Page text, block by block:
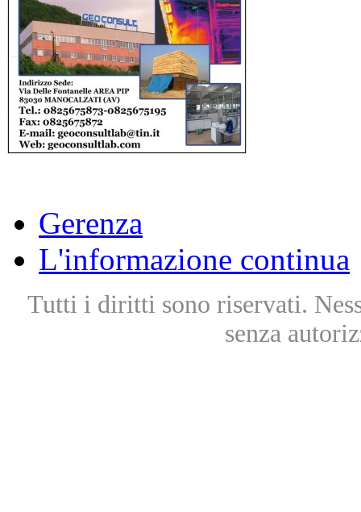
Gerenza
L'informazione continua
Tutti i diritti sono riservati.
senza